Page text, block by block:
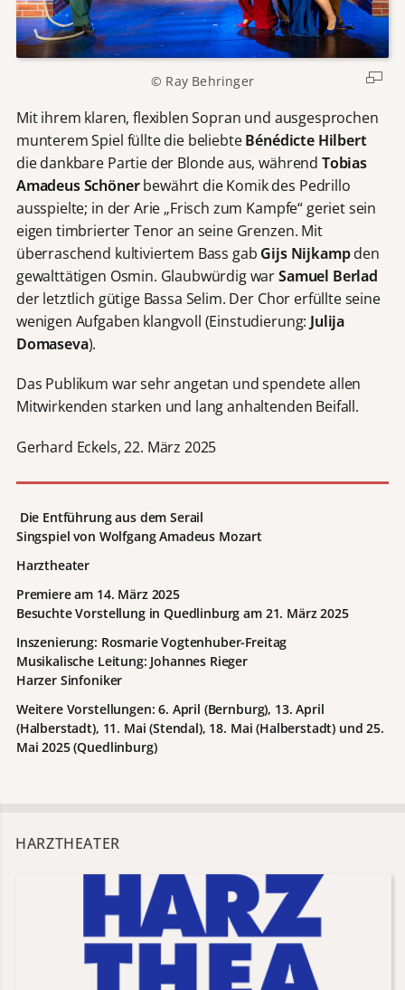
© Ray Behringer
Mit ihrem klaren, flexiblen Sopran und ausgesprochen
munterem Spiel füllte die beliebteBénédicte Hilbert
die dankbare Partie der Blonde aus, während Tobias
Amadeus Schönerbewährt die Komik des Pedrillo
ausspielte; in der Arie „Frisch zum Kampfe“ geriet sein
eigen timbrierter Tenor an seine Grenzen. Mit
überraschend kultiviertem Bass gab Gijs Nijkampden
gewalttätigen Osmin. Glaubwürdig warSamuel Berlad
der letztlich gütige Bassa Selim. Der Chor erfüllte seine
wenigen Aufgaben klangvoll (Einstudierung: Julija
Domaseva).
Das Publikum war sehr angetan und spendete allen
Mitwirkenden starken und lang anhaltenden Beifall.
Gerhard Eckels, 22. März 2025
Die Entführung aus dem Serail
Singspiel von Wolfgang Amadeus Mozart
Harztheater
Premiere am 14. März 2025
Besuchte Vorstellung in Quedlinburg am 21. März 2025
Inszenierung: Rosmarie Vogtenhuber-Freitag
Musikalische Leitung: Johannes Rieger
Harzer Sinfoniker
Weitere Vorstellungen: 6. April (Bernburg), 13. April
(Halberstadt), 11. Mai (Stendal), 18. Mai (Halberstadt) und 25.
Mai 2025 (Quedlinburg)
HARZTHEATER